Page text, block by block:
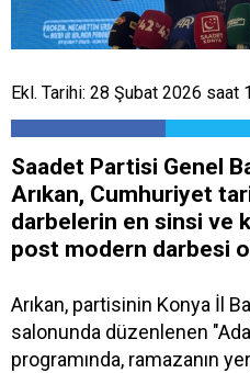
Ekl. Tarihi: 28 Şubat 2026 saat
Saadet Partisi Genel
Arıkan, Cumhuriyet
darbelerin en sinsi ve
post modern darbesi
Arıkan, partisinin Konya İl
salonunda düzenlenen
programında, ramazanın